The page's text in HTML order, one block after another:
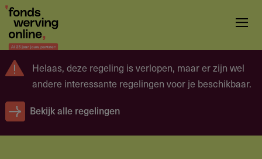
Overslaan
naar
inhoud
Helaas, deze regeling is verlopen, maar er zijn wel
andere interessante regelingen voor je beschikbaar.
Bekijk alle regelingen